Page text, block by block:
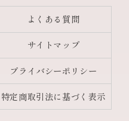
よくある質問
サイトマップ
プライバシーポリシー
特定商取引法に基づく表示